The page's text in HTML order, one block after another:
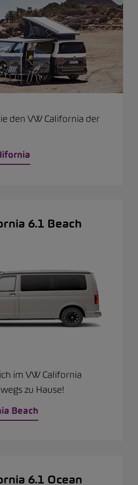
den VW California der
6.1 Beach
im VW California
zu Hause!
Beach
6.1 Ocean